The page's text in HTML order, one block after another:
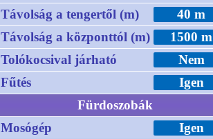
Távolság a tengertől (m)
40 m
Távolság a központtól (m)
1500 m
Tolókocsival járható
Nem
Fűtés
Igen
Fürdoszobák
Mosógép
Igen